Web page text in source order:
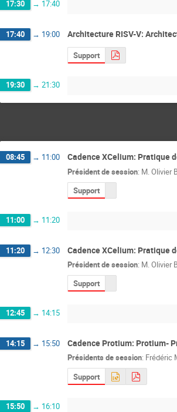
17:30 → 17:40
17:40 → 19:00 Architecture RISV-V:
Support
19:30 → 21:30
08:45 → 11:00 Cadence XCelium: Pratique
Président de session: M.Olivier
Support
11:00 → 11:20
11:20 → 12:30 Cadence XCelium: Pratique
Président de session: M.Olivier
Support
12:45 → 14:15
14:15 → 15:50 Cadence Protium: Protium-
Présidents de session: Frédéric
Support
15:50 → 16:10